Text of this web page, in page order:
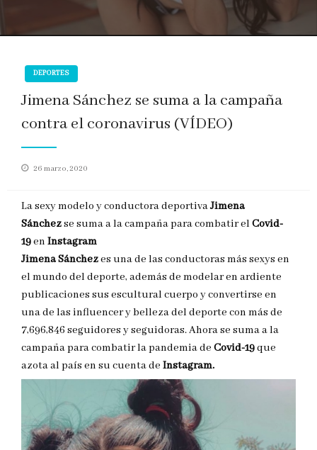
DEPORTES
Jimena Sánchez se suma a la campaña
contra el coronavirus (VÍDEO)
Publicado
26 marzo, 2020
La sexy modelo y conductora deportivaJimena
Sánchezse suma a la campaña para combatir elCovid-
19en Instagram
Jimena Sánchezes una de las conductoras más sexys en
el mundo del deporte, además de modelar en ardiente
publicaciones sus escultural cuerpo y convertirse en
una de las influencer y belleza del deporte con más de
7,696,846 seguidores y seguidoras. Ahora se suma a la
campaña para combatir la pandemia de Covid-19que
azota al país en su cuenta de Instagram.